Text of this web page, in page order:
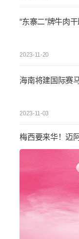
“东寨二”牌牛肉
2023-11-20
海南将建国际赛
2023-11-03
梅西要来华！迈